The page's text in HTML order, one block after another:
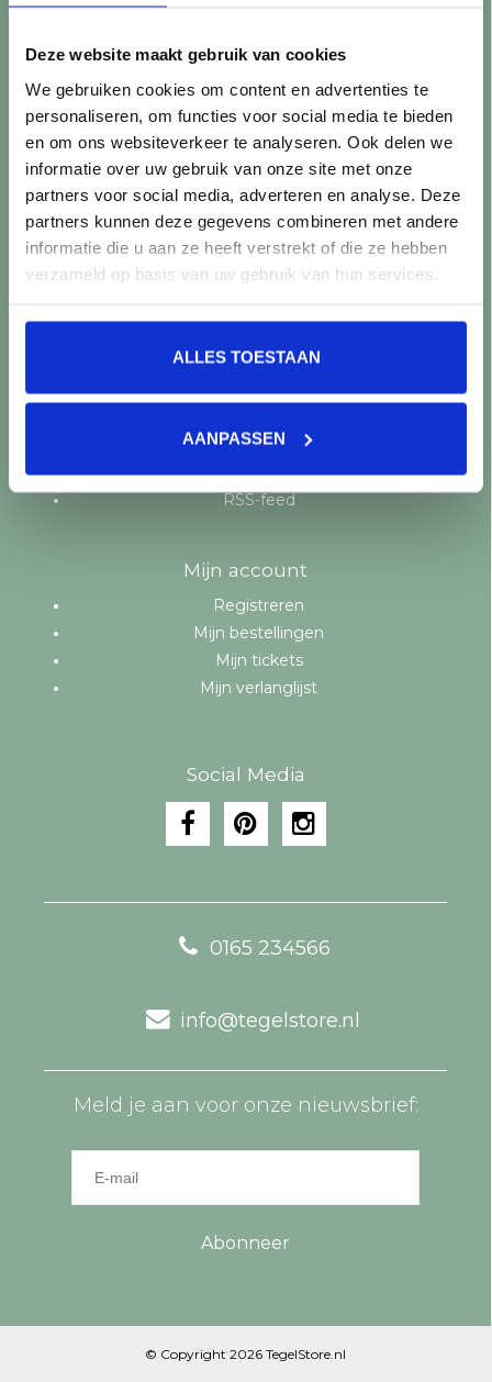
Deze website maakt gebruik van cookies
We gebruiken cookies om content en advertenties te
personaliseren, om functies voor social media te bieden
en om ons websiteverkeer te analyseren. Ook delen we
informatie over uw gebruik van onze site met onze
partners voor social media, adverteren en analyse. Deze
partners kunnen deze gegevens combineren met andere
informatie die u aan ze heeft verstrekt of die ze hebben
verzameld op basis van uw gebruik van hun services.
ALLES TOESTAAN
AANPASSEN
Garantie & klachten
Mix & Match
Klantenservice
Veelgestelde vragen
Over TegelStore.nl
Contact
Algemene voorwaarden
Privacy Policy
Producten
Alle producten
Nieuwe producten
Merken
Tags
RSS-feed
Mijn account
Registreren
Mijn bestellingen
Mijn tickets
Mijn verlanglijst
Social Media
0165 234566
info@tegelstore.nl
Meld je aan voor onze nieuwsbrief:
Abonneer
© Copyright 2026 TegelStore.nl